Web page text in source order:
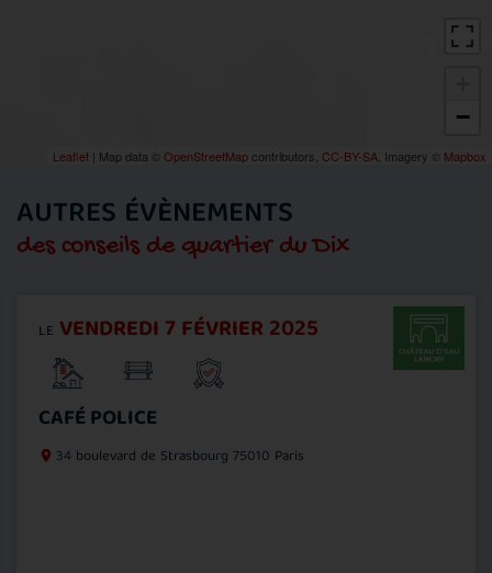
−
Leaflet | Map data © OpenStreetMapcontributors, CC-BY-SA , Imagery © Mapbox
AUTRES ÉVÈNEMENTS
des conseils de quartier du Dix
LE VENDREDI 7 FÉVRIER 2025
CAFÉ POLICE
34 boulevard de Strasbourg 75010 Paris